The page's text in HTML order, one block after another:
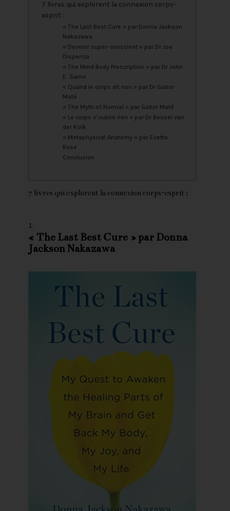
7 livres qui explorent la connexion corps-
esprit :
« The Last Best Cure » par Donna Jackson
Nakazawa
« Devenir super-conscient » par Dr Joe
Dispenza
« The Mind Body Prescription » par Dr John
E. Sarno
« Quand le corps dit non » par Dr Gabor
Maté
« The Myth of Normal » par Gabor Maté
« Le corps n’oublie rien » par Dr Bessel van
der Kolk
« Metaphysical Anatomy » par Evette
Rose
Conclusion
7 livres qui explorent la connexion corps-esprit :
« The Last Best Cure» par Donna
Jackson Nakazawa